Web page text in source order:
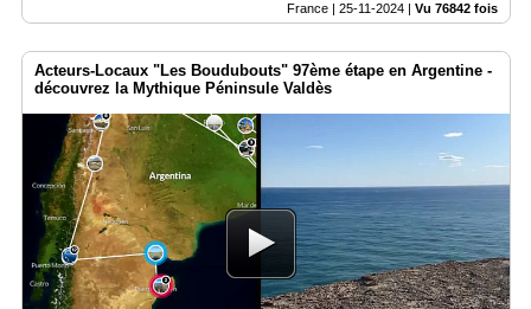
France | 25-11-2024 Vu 76842 fois
Acteurs-Locaux "Les Boudubouts" 97ème étape en Argentine -
découvrez la Mythique Péninsule Valdès